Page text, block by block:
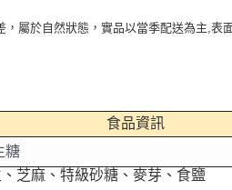
屬於自然狀態，實品以當季配送為主,表
食品資訊
糖
芝麻、特級砂糖、麥芽、食鹽